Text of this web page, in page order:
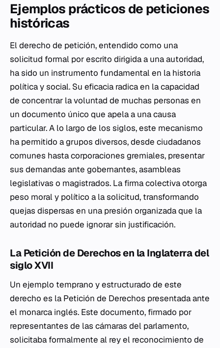
Ejemplos prácticos de peticiones
históricas
El derecho de petición, entendido como una
solicitud formal por escrito dirigida a una autoridad,
ha sido un instrumento fundamental en la historia
política y social. Su eficacia radica en la capacidad
de concentrar la voluntad de muchas personas en
un documento único que apela a una causa
particular. A lo largo de los siglos, este mecanismo
ha permitido a grupos diversos, desde ciudadanos
comunes hasta corporaciones gremiales, presentar
sus demandas ante gobernantes, asambleas
legislativas o magistrados. La firma colectiva otorga
peso moral y político a la solicitud, transformando
quejas dispersas en una presión organizada que la
autoridad no puede ignorar sin justificación.
La Petición de Derechos en la Inglaterra del
siglo XVII
Un ejemplo temprano y estructurado de este
derecho es la Petición de Derechos presentada ante
el monarca inglés. Este documento, firmado por
representantes de las cámaras del parlamento,
solicitaba formalmente al rey el reconocimiento de